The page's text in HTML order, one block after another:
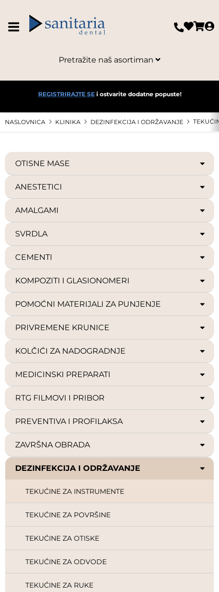
Pretražite naš asortiman
REGISTRIRAJTE SEi ostvarite dodatne popuste!
NASLOVNICA KLINIKA DEZINFEKCIJA I ODRŽAVANJE
OTISNE MASE
ANESTETICI
AMALGAMI
SVRDLA
CEMENTI
KOMPOZITI I GLASIONOMERI
POMOĆNI MATERIJALI ZA PUNJENJE
PRIVREMENE KRUNICE
KOLČIĆI ZA NADOGRADNJE
MEDICINSKI PREPARATI
RTG FILMOVI I PRIBOR
PREVENTIVA I PROFILAKSA
ZAVRŠNA OBRADA
DEZINFEKCIJA I ODRŽAVANJE
TEKUĆINE ZA INSTRUMENTE
TEKUĆINE ZA POVRŠINE
TEKUĆINE ZA OTISKE
TEKUĆINE ZA ODVODE
TEKUĆINE ZA RUKE